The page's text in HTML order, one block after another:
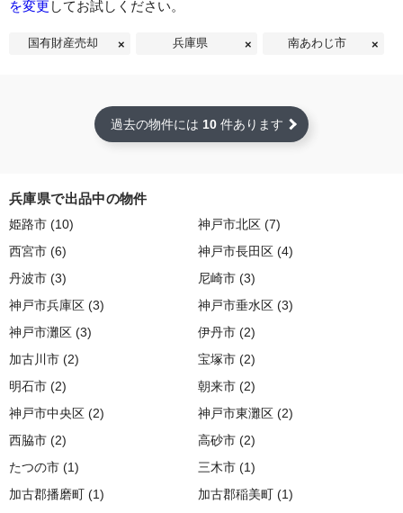
を変更 してお試しください。
国有財産売却 兵庫県 南あわじ市
過去の物件には 10 件あります
兵庫県で出品中の物件
姫路市 (10) 神戸市北区 (7)
西宮市 (6) 神戸市長田区 (4)
丹波市 (3) 尼崎市 (3)
神戸市兵庫区 (3) 神戸市垂水区 (3)
神戸市灘区 (3) 伊丹市 (2)
加古川市 (2) 宝塚市 (2)
明石市 (2) 朝来市 (2)
神戸市中央区 (2) 神戸市東灘区 (2)
西脇市 (2) 高砂市 (2)
たつの市 (1) 三木市 (1)
加古郡播磨町 (1) 加古郡稲美町 (1)